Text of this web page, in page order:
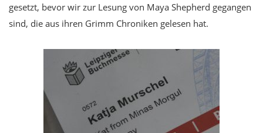
gesetzt, bevor wir zur Lesung von Maya Shepherd gegangen
sind, die aus ihren Grimm Chroniken gelesen hat.